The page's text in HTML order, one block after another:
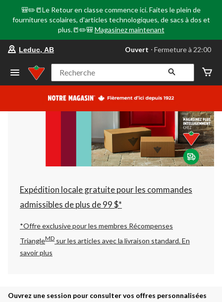
🎒✏️📒Le Retour en classe commence ici. Faites le plein de
fournitures scolaires, d'articles technologiques, de sacs à dos et
plus.📒✏️🎒 Magasinez maintenant
votre
préféré
Leduc,
AB,
courament
Fermeture
à
22:00
cliquer
pour
changer
Leduc, AB Ouvert ⋅ Fermeture à 22:00
Recherche
Expédition locale gratuite pour les commandes
admissibles de plus de 99 $*
*Offre exclusive pour les membres Récompenses
TriangleMD sur les articles avec la livraison standard.En
savoir plus
Ouvrez une session pour consulter vos offres personnalisées